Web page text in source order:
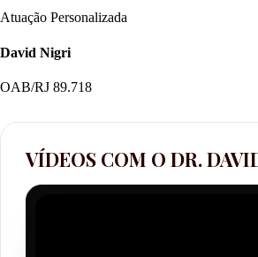
Atuação Personalizada
David Nigri
OAB/RJ 89.718
VÍDEOS COM O DR.